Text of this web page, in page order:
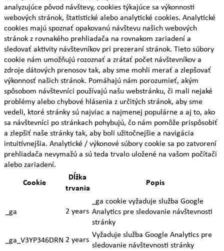
analyzujúce pôvod návštevy, cookies týkajúce sa výkonnosti
webových stránok, štatistické alebo analytické cookies. Analytické
cookies majú spoznať opakovanú návštevu našich webových
stránok z rovnakého prehliadača na rovnakom zariadení a
sledovať aktivity návštevníkov pri prezeraní stránok. Tieto súbory
cookie nám umožňujú rozoznať a zrátať počet návštevníkov a
zdroje dátových prenosov tak, aby sme mohli merať a zlepšovať
výkonnosť našich stránok. Pomáhajú nám porozumieť, akým
spôsobom návštevníci používajú našu webstránku, či mali nejaké
problémy alebo chybové hlásenia z určitých stránok, aby sme
vedeli, ktoré stránky sú najviac a najmenej populárne a aj to, ako
sa návštevníci po stránkach pohybujú, čo nám pomôže prispôsobiť
a zlepšiť naše stránky tak, aby boli užitočnejšie a navigácia
intuitívnejšia. Analytické / výkonové súbory cookie sa po zatvorení
prehliadača nevymažú a sú teda trvalo uložené na vašom počítači
alebo zariadení.
Cookie
Dĺžka
trvania
Popis
_ga 2 years
_ga cookie vyžaduje služba Google
Analytics pre sledovanie návštevnosti
stránky
_ga_V3YP346DRN 2 years Vyžaduje služba Google Analytics pre
sledovanie návštevnosti stránky